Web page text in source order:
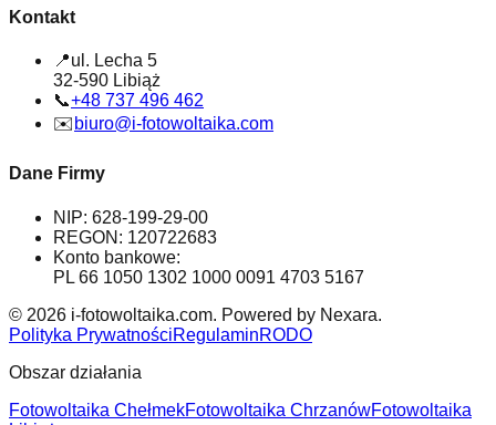
Kontakt
📍ul. Lecha 5
32-590 Libiąż
📞+48 737 496 462
✉️ biuro@i-fotowoltaika.com
Dane Firmy
NIP: 628-199-29-00
REGON: 120722683
Konto bankowe:
PL 66 1050 1302 1000 0091 4703 5167
© 2026 i-fotowoltaika.com. Powered by Nexara.
Polityka PrywatnościRegulaminRODO
Obszar działania
Fotowoltaika ChełmekFotowoltaika ChrzanówFotowoltaika